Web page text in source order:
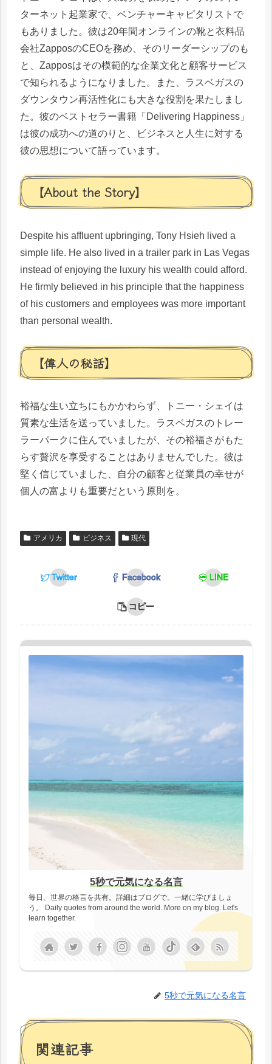
ターネット起業家で、ベンチャーキャピタリストで
もありました。彼は20年間オンラインの靴と衣料品
会社ZapposのCEOを務め、そのリーダーシップのも
と、Zapposはその模範的な企業文化と顧客サービス
で知られるようになりました。また、ラスベガスの
ダウンタウン再活性化にも大きな役割を果たしまし
た。彼のベストセラー書籍「Delivering Happiness」
は彼の成功への道のりと、ビジネスと人生に対する
彼の思想について語っています。
【About the Story】
Despite his affluent upbringing, Tony Hsieh lived a
simple life. He also lived in a trailer park in Las Vegas
instead of enjoying the luxury his wealth could afford.
He firmly believed in his principle that the happiness
of his customers and employees was more important
than personal wealth.
【偉人の秘話】
裕福な生い立ちにもかかわらず、トニー・シェイは
質素な生活を送っていました。ラスベガスのトレー
ラーパークに住んでいましたが、その裕福さがもた
らす贅沢を享受することはありませんでした。彼は
堅く信じていました、自分の顧客と従業員の幸せが
個人の富よりも重要だという原則を。
アメリカ ビジネス 現代
Twitter Facebook LINE
コピー
5秒で元気になる名言
毎日、世界の格言を共有。詳細はブログで。一緒に学びましょ
う。 Daily quotes from around the world. More on my blog. Let's
learn together.
5秒で元気になる名言
関連記事